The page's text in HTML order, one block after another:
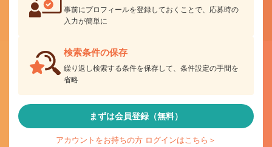
事前にプロフィールを登録しておくことで、応募時の
入力が簡単に
検索条件の保存
繰り返し検索する条件を保存して、条件設定の手間を
省略
まずは会員登録（無料）
アカウントをお持ちの方 ログインはこちら＞